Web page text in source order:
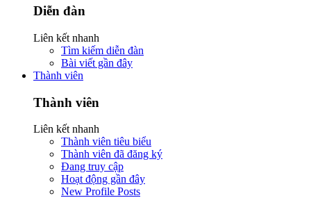
Diễn đàn
Liên kết nhanh
Tìm kiếm diễn đàn
Bài viết gần đây
Thành viên
Thành viên
Liên kết nhanh
Thành viên tiêu biểu
Thành viên đã đăng ký
Đang truy cập
Hoạt động gần đây
New Profile Posts